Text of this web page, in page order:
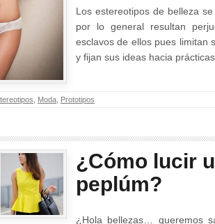
Los estereotipos de belleza
por lo general resultan
esclavos de ellos pues limitan
y fijan sus ideas hacia
Moda Prototipos
¿Cómo lucir
peplúm?
¿Hola bellezas… queremos